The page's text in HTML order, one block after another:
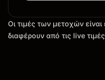
Οι τιμές των μετοχών είναι
διαφέρουν από τις live